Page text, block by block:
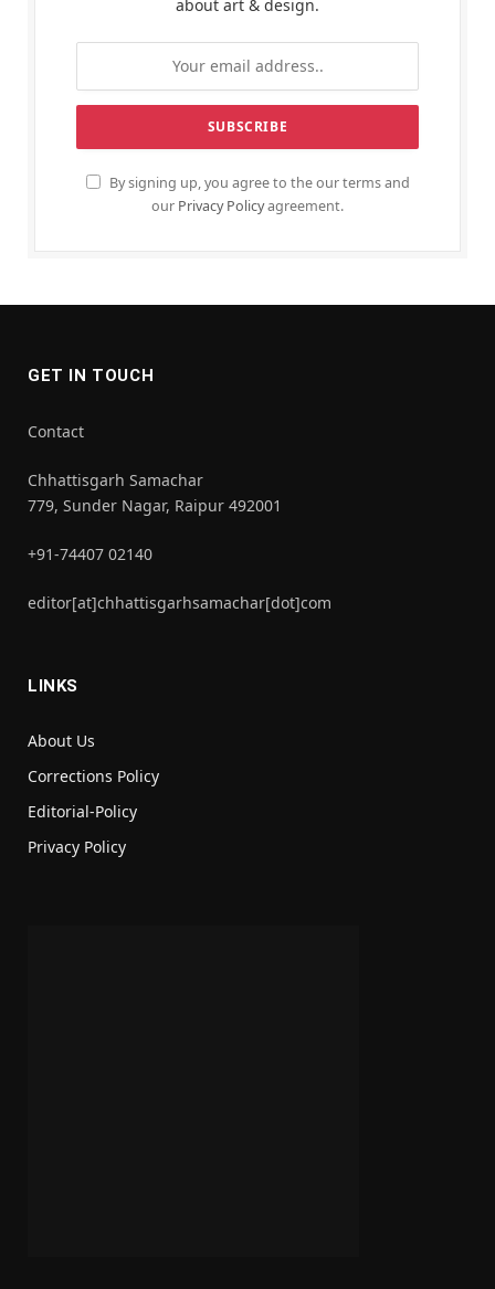
about art & design.
By signing up, you agree to the our terms and
our Privacy Policyagreement.
GET IN TOUCH
Contact
Chhattisgarh Samachar
779, Sunder Nagar, Raipur 492001
+91-74407 02140
editor[at]chhattisgarhsamachar[dot]com
LINKS
About Us
Corrections Policy
Editorial-Policy
Privacy Policy